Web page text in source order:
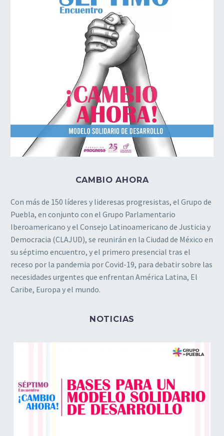
CAMBIO AHORA
Con más de 150 líderes y lideresas progresistas, el Grupo de
Puebla, en conjunto con el Grupo Parlamentario
Iberoamericano y el Consejo Latinoamericano de Justicia y
Democracia (CLAJUD), se reunirán en la Ciudad de México en
su séptimo encuentro, y el primero presencial tras el
receso por la pandemia por Covid-19, para debatir sobre las
necesidades urgentes que enfrentan América Latina, El
Caribe, Europa y el mundo.
NOTICIAS